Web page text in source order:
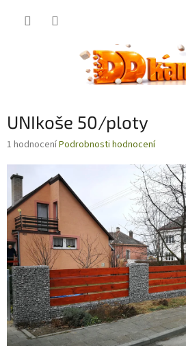
UNIkoše 50/ploty
Průměrné
produktu
je
5,0
z
hvězdiček.
1 hodnoceníPodrobnosti hodnocení